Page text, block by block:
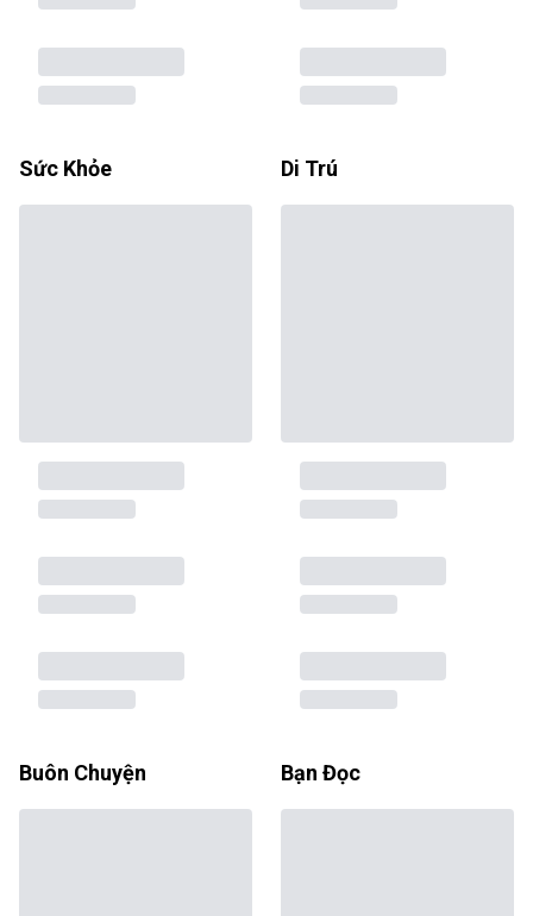
Sức Khỏe Di Trú
Buôn Chuyện Bạn Đọc